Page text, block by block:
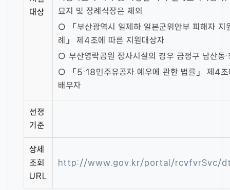
대상
묘지 및 장례식장은 제외
○ 「부산광역시 일제하 일본군위안부 피해자 지
례」 제4조에 따른 지원대상자
○ 부산영락공원 장사시설의 경우 금정구 남산동·
○ 「5·18민주유공자 예우에 관한 법률」 제4
배우자
선정
기준
상세
조회
URL
http://www.gov.kr/portal/rcvfvrSvc/